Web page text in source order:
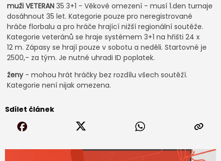
Sdílet článek
muži VETERAN 35 3+1 - Věkové omezení - musí 1.den turnaje
dosáhnout 35 let. Kategorie pouze pro neregistrované
hráče florbalu a pro hráče hrající nižší regionální soutěže.
Kategorie veteránů se hraje systémem 3+1 na hřišti 24 x
12 m. Zápasy se hrají pouze v sobotu a neděli. Startovné je
2500,- za tým. Je nutné uhradi ID poplatek.
ženy- mohou hrát hráčky bez rozdílu všech soutěží.
Kategorie není nijak omezena.